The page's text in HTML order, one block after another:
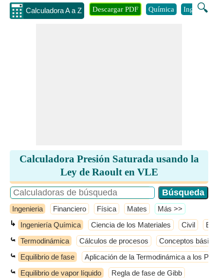
Calculadora A a Z 🔍
Descargar PDF Química Ingenieria
Calculadora Presión Saturada usando la
Ley de Raoult en VLE
Ingenieria Financiero Física Mates ​Más >>
↳ Ingeniería Química Ciencia de los Materiales Civil
⤿ Termodinámica Cálculos de procesos Conceptos
⤿ Equilibrio de fase Aplicación de la Termodinámica a los
⤿ Equilibrio de vapor líquido Regla de fase de Gibb